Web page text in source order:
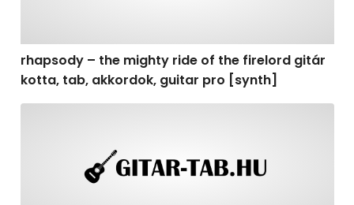
rhapsody – the mighty ride of the firelord gitár
kotta, tab, akkordok, guitar pro [synth]